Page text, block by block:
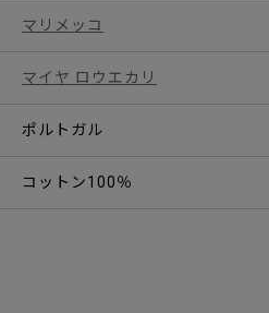
マリメッコ
マイヤ ロウエカリ
ポルトガル
コットン100％